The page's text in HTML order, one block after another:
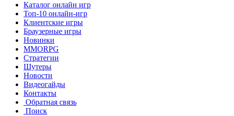
Каталог онлайн игр
Топ-10 онлайн-игр
Клиентские игры
Браузерные игры
Новинки
MMORPG
Стратегии
Шутеры
Новости
Видеогайды
Контакты
Обратная связь
Поиск